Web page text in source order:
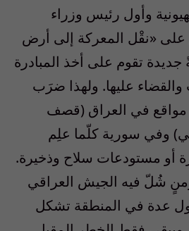
وأول رئيس وزراء
على «نقْل المعركة إلى أرض
جديدة تقوم على أخذ المبادرة
والقضاء عليها. ولهذا ضرَب
مواقع في العراق (قصف
وفي سورية كلّما علِم
أو مستودعات سلاح وذخيرة.
شُلّ فيه الجيش العراقي
عدة في المنطقة تشكل